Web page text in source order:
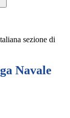
sezione di
Navale